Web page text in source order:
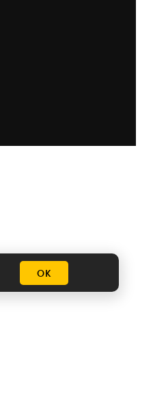
ОК